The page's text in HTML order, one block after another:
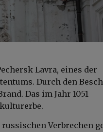
Lavra, eines der
Durch den
Das im Jahr 1051
Verbrechen